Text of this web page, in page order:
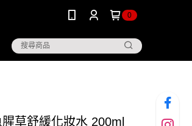
0
草舒緩化妝水 200ml